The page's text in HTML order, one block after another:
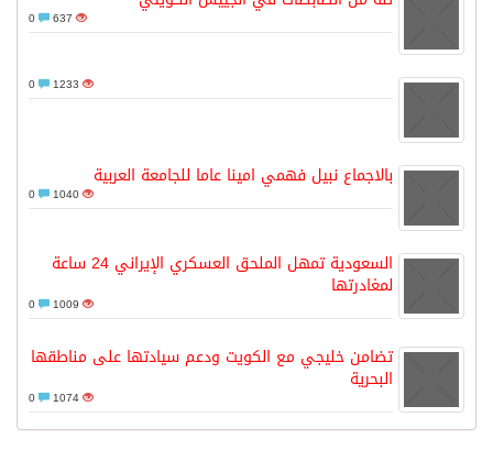
637
1233
بالاجماع نبيل فهمي امينا عاما للجامعة العربية
1040
السعودية تمهل الملحق العسكري الإيراني 24 ساعة
لمغادرتها
1009
تضامن خليجي مع الكويت ودعم سيادتها على مناطقها
البحرية
1074